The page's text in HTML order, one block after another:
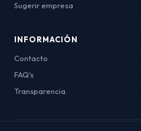
Sugerir empresa
INFORMACIÓN
Contacto
FAQ's
Transparencia